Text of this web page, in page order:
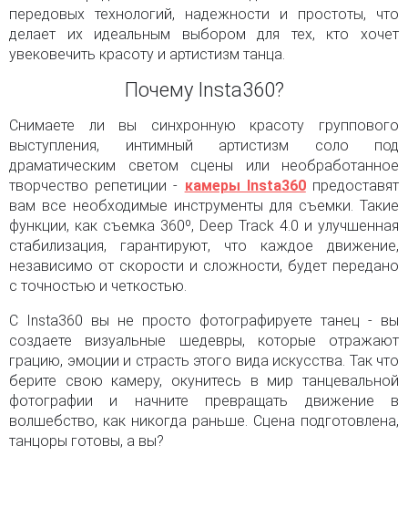
передовых технологий, надежности и простоты, что
делает их идеальным выбором для тех, кто хочет
увековечить красоту и артистизм танца.
Почему Insta360?
Снимаете ли вы синхронную красоту группового
выступления, интимный артистизм соло под
драматическим светом сцены или необработанное
творчество репетиции - камеры Insta360предоставят
вам все необходимые инструменты для съемки. Такие
функции, как съемка 360º, Deep Track 4.0 и улучшенная
стабилизация, гарантируют, что каждое движение,
независимо от скорости и сложности, будет передано
с точностью и четкостью.
С Insta360 вы не просто фотографируете танец - вы
создаете визуальные шедевры, которые отражают
грацию, эмоции и страсть этого вида искусства. Так что
берите свою камеру, окунитесь в мир танцевальной
фотографии и начните превращать движение в
волшебство, как никогда раньше. Сцена подготовлена,
танцоры готовы, а вы?